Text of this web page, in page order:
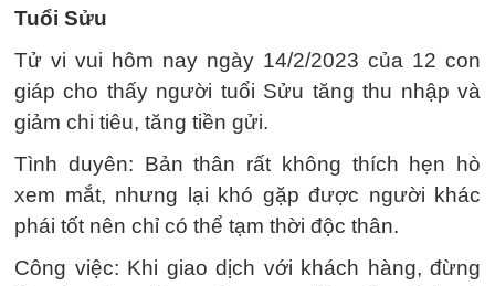
Tuổi Sửu
Tử vi vui hôm nay ngày 14/2/2023 của 12 con
giáp cho thấy người tuổi Sửu tăng thu nhập và
giảm chi tiêu, tăng tiền gửi.
Tình duyên: Bản thân rất không thích hẹn hò
xem mắt, nhưng lại khó gặp được người khác
phái tốt nên chỉ có thể tạm thời độc thân.
Công việc: Khi giao dịch với khách hàng, đừng